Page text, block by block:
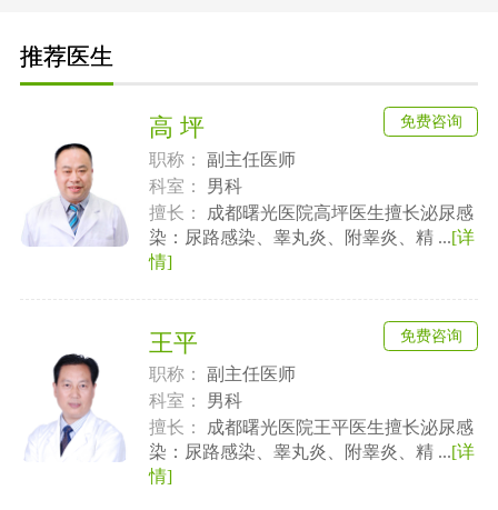
推荐医生
高 坪
职称：
副主任医师
科室：
男科
擅长：
成都曙光医院高坪医生擅长泌尿感
染：尿路感染、睾丸炎、附睾炎、精 ...[详
情]
免费咨询
王平
职称：
副主任医师
科室：
男科
擅长：
成都曙光医院王平医生擅长泌尿感
染：尿路感染、睾丸炎、附睾炎、精 ...[详
情]
免费咨询